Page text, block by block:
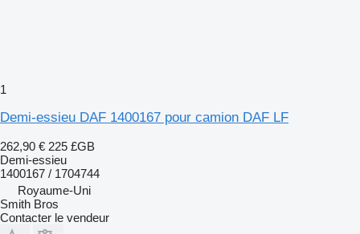
1
Demi-essieu DAF 1400167 pour camion DAF LF
262,90 € 225 £GB
Demi-essieu
1400167 / 1704744
Royaume-Uni
Smith Bros
Contacter le vendeur